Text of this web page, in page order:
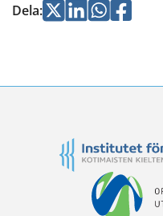
Dela:Jaa Jaa Jaa
Jaa